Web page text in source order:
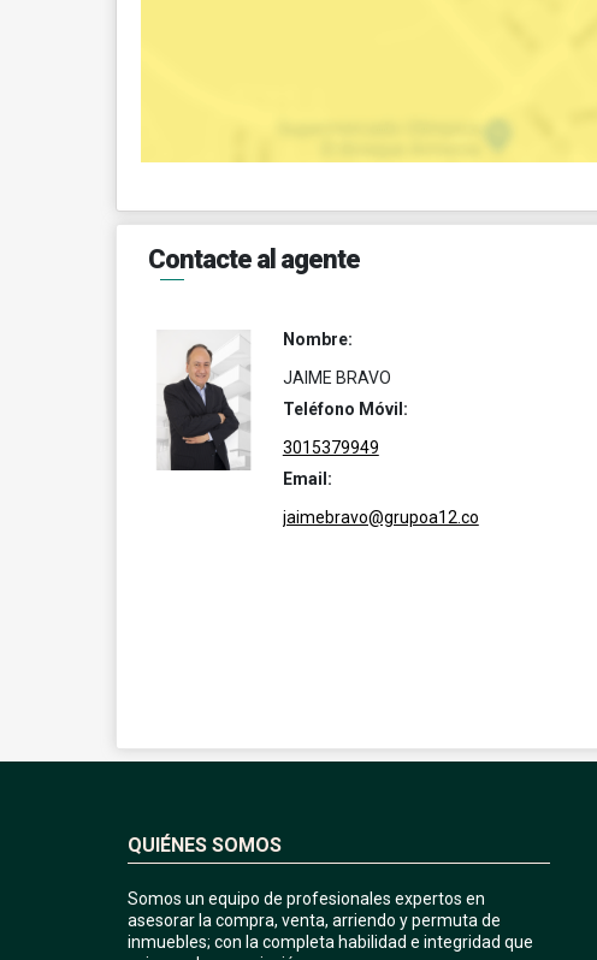
Contacte al agente
Nombre:
JAIME BRAVO
Teléfono Móvil:
3015379949
Email:
jaimebravo@grupoa12.co
QUIÉNES SOMOS
Somos un equipo de profesionales expertos en
asesorar la compra, venta, arriendo y permuta de
inmuebles; con la completa habilidad e integridad que